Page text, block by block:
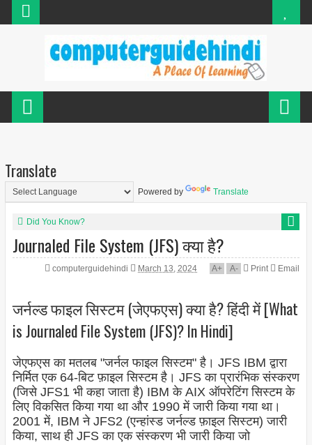
Translate
Powered by Translate
Did You Know?
Journaled File System (JFS) क्या है?
computerguidehindi March 13, 2024 A+ A- Print Email
जर्नल्ड फाइल सिस्टम (जेएफएस) क्या है? हिंदी में [What
is Journaled File System (JFS)? In Hindi]
जेएफएस का मतलब "जर्नल फाइल सिस्टम" है। JFS IBM द्वारा
निर्मित एक 64-बिट फ़ाइल सिस्टम है। JFS का प्रारंभिक संस्करण
(जिसे JFS1 भी कहा जाता है) IBM के AIX ऑपरेटिंग सिस्टम के
लिए विकसित किया गया था और 1990 में जारी किया गया था।
2001 में, IBM ने JFS2 (एन्हांस्ड जर्नल्ड फ़ाइल सिस्टम) जारी
किया, साथ ही JFS का एक संस्करण भी जारी किया जो